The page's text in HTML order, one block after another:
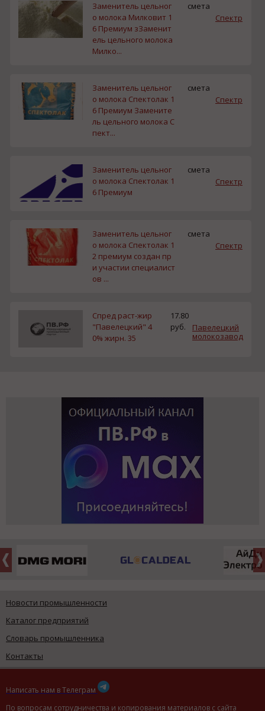
Заменитель цельног
о молока Милковит 1
6 Премиум зЗаменит
ель цельного молока
Милко...
смета
Спектр
Заменитель цельног
о молока Спектолак 1
6 Премиум Замените
ль цельного молока С
пект...
смета
Спектр
Заменитель цельног
о молока Спектолак 1
6 Премиум
смета
Спектр
Заменитель цельног
о молока Спектолак 1
2 премиум создан пр
и участии специалист
ов ...
смета
Спектр
Спред раст-жир
"Павелецкий" 4
0% жирн. 35
17.80
руб.
Павелецкий
молокозавод
Новости промышленности
Каталог предприятий
Словарь промышленника
Контакты
Написать нам в Телеграм
По вопросам сотрудничества и копирования материалов с сайта